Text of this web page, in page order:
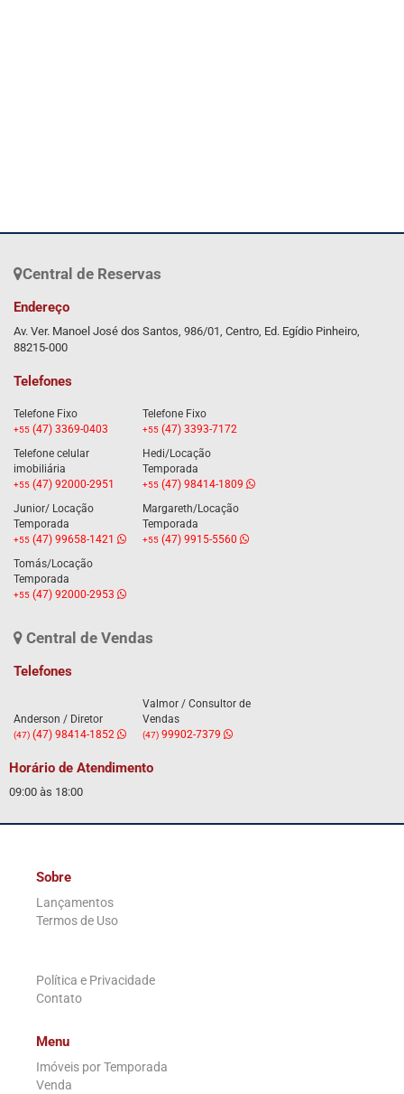
Central de Reservas
Endereço
Av. Ver. Manoel José dos Santos, 986/01, Centro, Ed. Egídio Pinheiro,
88215-000
Telefones
Telefone Fixo
+55 (47) 3369-0403
Telefone Fixo
+55(47) 3393-7172
Telefone celular
imobiliária
+55 (47) 92000-2951
Hedi/Locação
Temporada
+55(47) 98414-1809
Junior/ Locação
Temporada
+55 (47) 99658-1421
Margareth/Locação
Temporada
+55(47) 9915-5560
Tomás/Locação
Temporada
+55 (47) 92000-2953
Central de Vendas
Telefones
Anderson / Diretor
(47) (47) 98414-1852
Valmor / Consultor de
Vendas
(47)99902-7379
Horário de Atendimento
09:00 às 18:00
Sobre
Lançamentos
Termos de Uso
Política e Privacidade
Contato
Menu
Imóveis por Temporada
Venda